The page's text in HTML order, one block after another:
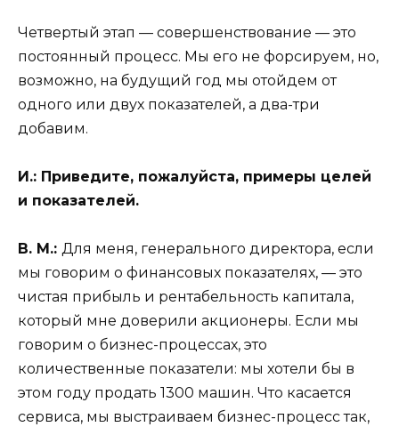
Четвертый этап — совершенствование — это
постоянный процесс. Мы его не форсируем, но,
возможно, на будущий год мы отойдем от
одного или двух показателей, а два-три
добавим.
И.: Приведите, пожалуйста, примеры целей
и показателей.
В. М.: Для меня, генерального директора, если
мы говорим о финансовых показателях, — это
чистая прибыль и рентабельность капитала,
который мне доверили акционеры. Если мы
говорим о бизнес-процессах, это
количественные показатели: мы хотели бы в
этом году продать 1300 машин. Что касается
сервиса, мы выстраиваем бизнес-процесс так,